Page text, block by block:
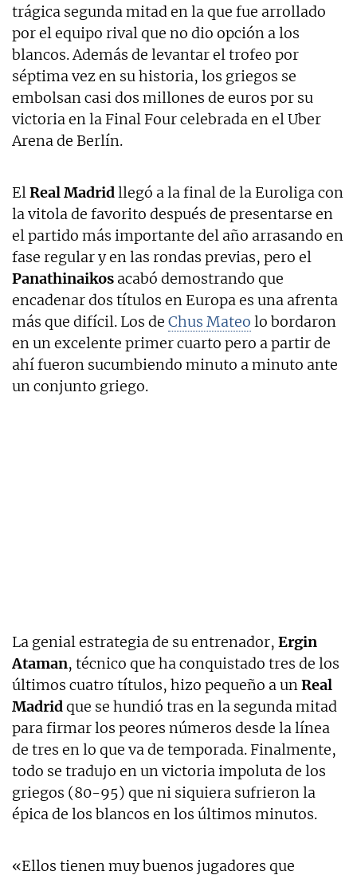
trágica segunda mitad en la que fue arrollado
por el equipo rival que no dio opción a los
blancos. Además de levantar el trofeo por
séptima vez en su historia, los griegos se
embolsan casi dos millones de euros por su
victoria en la Final Four celebrada en el Uber
Arena de Berlín.
ElReal Madridllegó a la final de la Euroliga con
la vitola de favorito después de presentarse en
el partido más importante del año arrasando en
fase regular y en las rondas previas, pero el
Panathinaikos acabó demostrando que
encadenar dos títulos en Europa es una afrenta
más que difícil. Los de Chus Mateo lo bordaron
en un excelente primer cuarto pero a partir de
ahí fueron sucumbiendo minuto a minuto ante
un conjunto griego.
La genial estrategia de su entrenador, Ergin
Ataman, técnico que ha conquistado tres de los
últimos cuatro títulos, hizo pequeño a unReal
Madridque se hundió tras en la segunda mitad
para firmar los peores números desde la línea
de tres en lo que va de temporada. Finalmente,
todo se tradujo en un victoria impoluta de los
griegos (80-95) que ni siquiera sufrieron la
épica de los blancos en los últimos minutos.
«Ellos tienen muy buenos jugadores que